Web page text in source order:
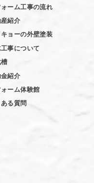
ォーム工事の流れ
紹介
ョーの外壁塗装
事について
紹介
ォーム体験館
る質問